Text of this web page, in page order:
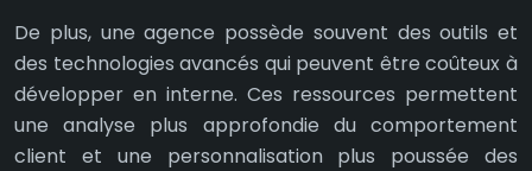
De plus, une agence possède souvent des outils et
des technologies avancés qui peuvent être coûteux à
développer en interne. Ces ressources permettent
une analyse plus approfondie du comportement
client et une personnalisation plus poussée des